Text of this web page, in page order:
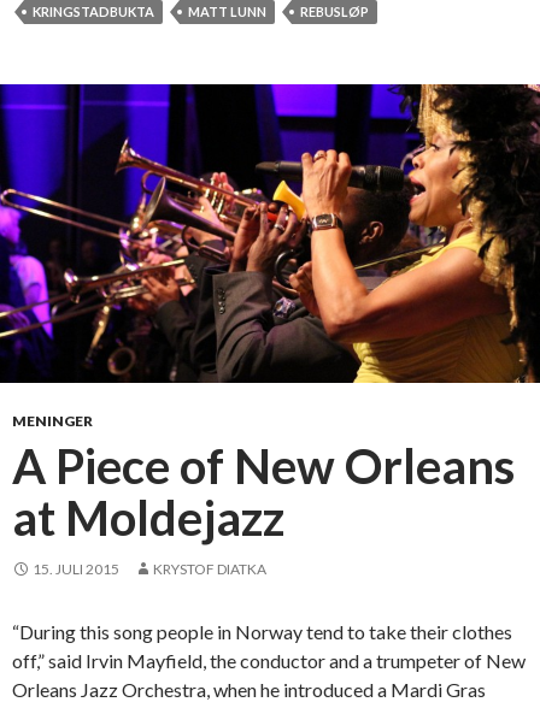
r
e
b
u
ø
g
e
r
KRINGSTADBUKTA MATT LUNN REBUSLØP
MENINGER
A Piece of New Orleans
at Moldejazz
15. JULI 2015 KRYSTOF DIATKA
“During this song people in Norway tend to take their clothes
off,” said Irvin Mayfield, the conductor and a trumpeter of New
Orleans Jazz Orchestra, when he introduced a Mardi Gras